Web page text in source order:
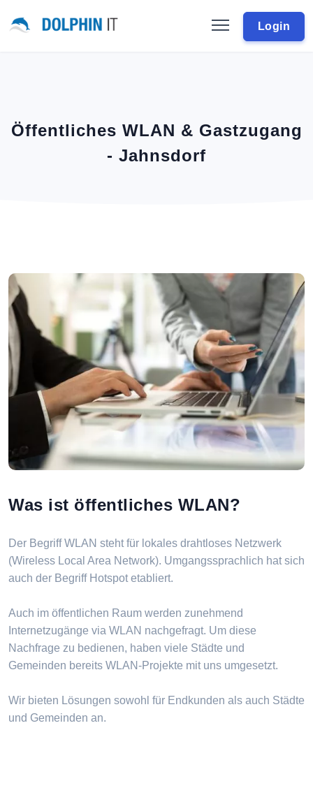
Login
Öffentliches WLAN & Gastzugang
- Jahnsdorf
Was ist öffentliches WLAN?
Der Begriff WLAN steht für lokales drahtloses Netzwerk
(Wireless Local Area Network). Umgangssprachlich hat sich
auch der Begriff Hotspot etabliert.
Auch im öffentlichen Raum werden zunehmend
Internetzugänge via WLAN nachgefragt. Um diese
Nachfrage zu bedienen, haben viele Städte und
Gemeinden bereits WLAN-Projekte mit uns umgesetzt.
Wir bieten Lösungen sowohl für Endkunden als auch Städte
und Gemeinden an.